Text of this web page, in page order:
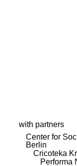
with partners
Center for
Berlin
Cricoteka
Performa